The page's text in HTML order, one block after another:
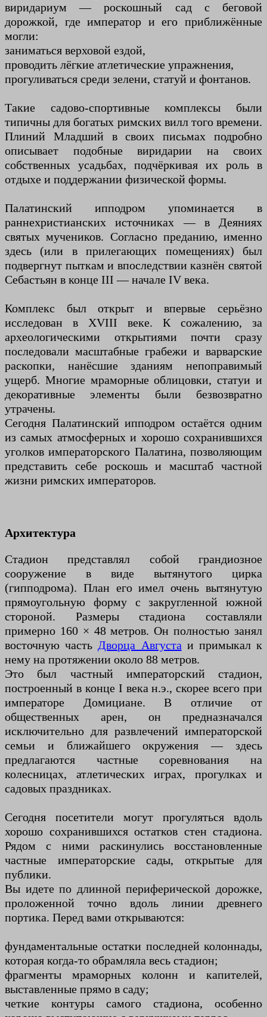
виридариум — роскошный сад с беговой
дорожкой, где император и его приближённые
могли:
заниматься верховой ездой,
проводить лёгкие атлетические упражнения,
прогуливаться среди зелени, статуй и фонтанов.
Такие садово-спортивные комплексы были
типичны для богатых римских вилл того времени.
Плиний Младший в своих письмах подробно
описывает подобные виридарии на своих
собственных усадьбах, подчёркивая их роль в
отдыхе и поддержании физической формы.
Палатинский ипподром упоминается в
раннехристианских источниках — в Деяниях
святых мучеников. Согласно преданию, именно
здесь (или в прилегающих помещениях) был
подвергнут пыткам и впоследствии казнён святой
Себастьян в конце III — начале IV века.
Комплекс был открыт и впервые серьёзно
исследован в XVIII веке. К сожалению, за
археологическими открытиями почти сразу
последовали масштабные грабежи и варварские
раскопки, нанёсшие зданиям непоправимый
ущерб. Многие мраморные облицовки, статуи и
декоративные элементы были безвозвратно
утрачены.
Сегодня Палатинский ипподром остаётся одним
из самых атмосферных и хорошо сохранившихся
уголков императорского Палатина, позволяющим
представить себе роскошь и масштаб частной
жизни римских императоров.
Архитектура
Стадион представлял собой грандиозное
сооружение в виде вытянутого цирка
(гипподрома). План его имел очень вытянутую
прямоугольную форму с закругленной южной
стороной. Размеры стадиона составляли
примерно 160 × 48 метров. Он полностью занял
восточную часть Дворца Августа и примыкал к
нему на протяжении около 88 метров.
Это был частный императорский стадион,
построенный в конце I века н.э., скорее всего при
императоре Домициане. В отличие от
общественных арен, он предназначался
исключительно для развлечений императорской
семьи и ближайшего окружения — здесь
предлагаются частные соревнования на
колесницах, атлетических играх, прогулках и
садовых праздниках.
Сегодня посетители могут прогуляться вдоль
хорошо сохранившихся остатков стен стадиона.
Рядом с ними раскинулись восстановленные
частные императорские сады, открытые для
публики.
Вы идете по длинной периферической дорожке,
проложенной точно вдоль линии древнего
портика. Перед вами открываются:
фундаментальные остатки последней колоннады,
которая когда-то обрамляла весь стадион;
фрагменты мраморных колонн и капителей,
выставленные прямо в саду;
четкие контуры самого стадиона, особенно